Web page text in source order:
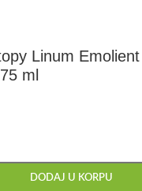
Linum
ml
DODAJ U KORPU